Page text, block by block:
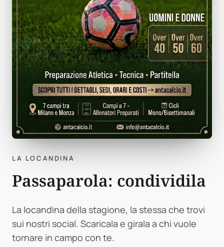
LA LOCANDINA
Passaparola: condividila
La locandina della stagione, la stessa che trovi
sui nostri social. Scaricala e girala a chi vuole
tornare in campo con te.